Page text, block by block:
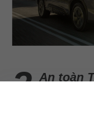
An toàn
19 Năm